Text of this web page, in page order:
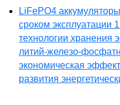
LiFePO4
сроком эксплуатации
технологии хранения
литий-железо-
экономическая
развития